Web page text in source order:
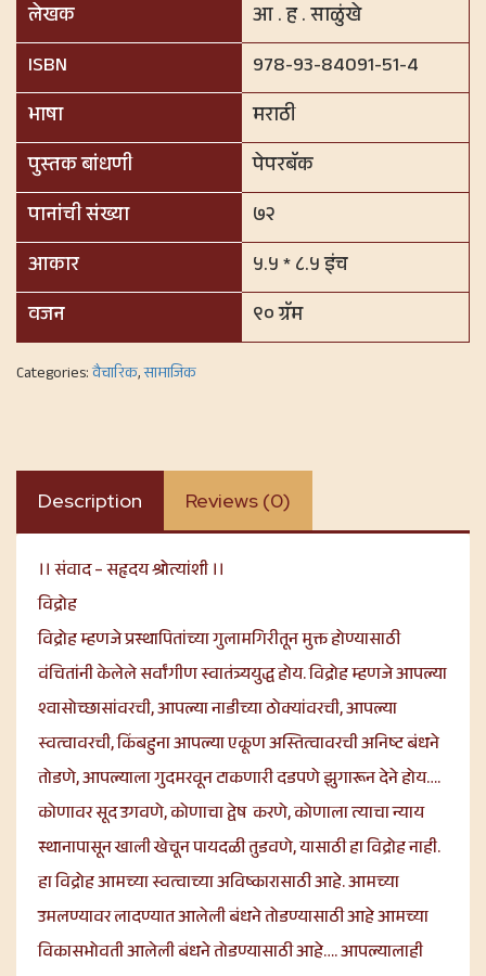
लेखक
आ . ह . साळुंखे
ISBN
978-93-84091-51-4
भाषा
मराठी
पुस्तक बांधणी
पेपरबॅक
पानांची संख्या
७२
आकार
५.५ * ८.५ इंच
वजन
९० ग्रॅम
Categories:वैचारिक,सामाजिक
Description Reviews (0)
।। संवाद – सहृदय श्रोत्यांशी ।।
विद्रोह
विद्रोह म्हणजे प्रस्थापितांच्या गुलामगिरीतून मुक्त होण्यासाठी
वंचितांनी केलेले सर्वांगीण स्वातंत्र्ययुद्ध होय. विद्रोह म्हणजे आपल्या
श्वासोच्छासांवरची, आपल्या नाडीच्या ठोक्यांवरची, आपल्या
स्वत्वावरची, किंबहुना आपल्या एकूण अस्तित्वावरची अनिष्ट बंधने
तोडणे, आपल्याला गुदमरवून टाकणारी दडपणे झुगारून देने होय….
कोणावर सूद उगवणे, कोणाचा द्वेष करणे, कोणाला त्याचा न्याय
स्थानापासून खाली खेचून पायदळी तुडवणे, यासाठी हा विद्रोह नाही.
हा विद्रोह आमच्या स्वत्वाच्या अविष्कारासाठी आहे. आमच्या
उमलण्यावर लादण्यात आलेली बंधने तोडण्यासाठी आहे आमच्या
विकासभोवती आलेली बंधने तोडण्यासाठी आहे…. आपल्यालाही